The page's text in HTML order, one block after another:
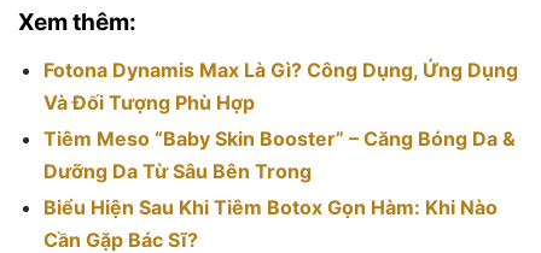
Xem thêm:
Fotona Dynamis Max Là Gì? Công Dụng, Ứng Dụng
Và Đối Tượng Phù Hợp
Tiêm Meso “Baby Skin Booster” – Căng Bóng Da &
Dưỡng Da Từ Sâu Bên Trong
Biểu Hiện Sau Khi Tiêm Botox Gọn Hàm: Khi Nào
Cần Gặp Bác Sĩ?